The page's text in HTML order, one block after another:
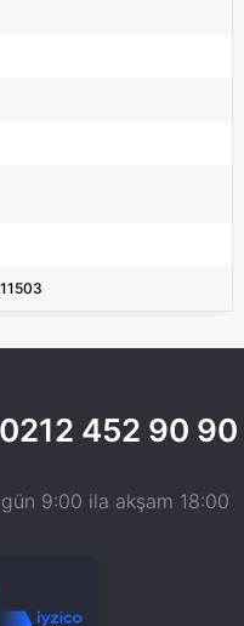
0212 452 90 90
9:00 ila akşam 18:00